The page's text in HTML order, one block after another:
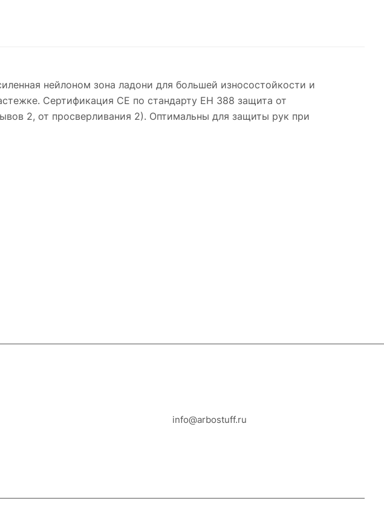
нейлоном зона ладони для большей износостойкости и
Сертификация CE по стандарту ЕН 388 защита от
2, от просверливания 2). Оптимальны для защиты рук при
info@arbostuff.ru